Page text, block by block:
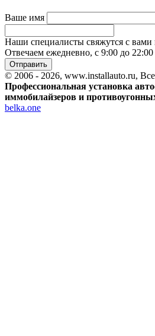
Ваше имя
Наши специалисты свяжутся с вами
Отвечаем ежедневно, с 9:00 до 22:00
Отправить
© 2006 - 2026, www.installauto.ru,
Профессиональная установка
иммобилайзеров и
belka.one